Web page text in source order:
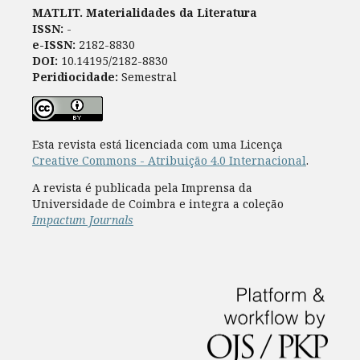
MATLIT. Materialidades da Literatura
ISSN: -
e-ISSN: 2182-8830
DOI: 10.14195/2182-8830
Peridiocidade: Semestral
Esta revista está licenciada com uma Licença
Creative Commons - Atribuição 4.0 Internacional.
A revista é publicada pela Imprensa da
Universidade de Coimbra e integra a coleção
Impactum Journals